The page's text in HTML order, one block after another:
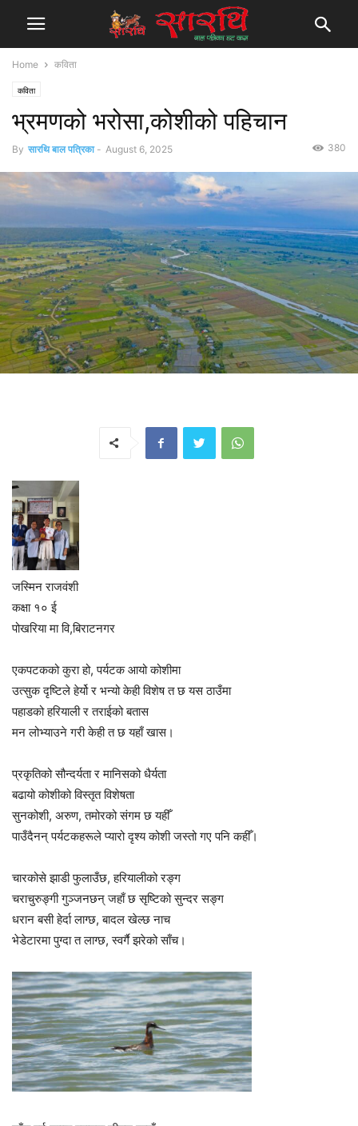
Home कविता
कविता
भ्रमणको भरोसा,कोशीको पहिचान
By सारथि बाल पत्रिका - August 6, 2025 380
जस्मिन राजवंशी
कक्षा १० ई
पोखरिया मा वि,बिराटनगर
एकपटकको कुरा हो, पर्यटक आयो कोशीमा
उत्सुक दृष्टिले हेर्यो र भन्यो केही विशेष त छ यस ठाउँमा
पहाडको हरियाली र तराईको बतास
मन लोभ्याउने गरी केही त छ यहाँ खास।
प्रकृतिको सौन्दर्यता र मानिसको धैर्यता
बढायो कोशीको विस्तृत विशेषता
सुनकोशी, अरुण, तमोरको संगम छ यहीँ
पाउँदैनन् पर्यटकहरूले प्यारो दृश्य कोशी जस्तो गए पनि कहीँ।
चारकोसे झाडी फुलाउँछ, हरियालीको रङ्ग
चराचुरुङ्गी गुञ्जनछन् जहाँ छ सृष्टिको सुन्दर सङ्ग
धरान बसी हेर्दा लाग्छ, बादल खेल्छ नाच
भेडेटारमा पुग्दा त लाग्छ, स्वर्गै झरेको साँच।